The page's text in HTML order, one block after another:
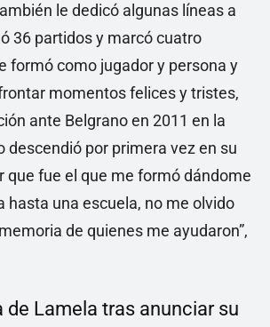
le dedicó algunas líneas a
36 partidos y marcó cuatro
formó como jugador y persona y
momentos felices y tristes,
ante Belgrano en 2011 en la
descendió por primera vez en su
que fue el que me formó dándome
hasta una escuela, no me olvido
de quienes me ayudaron”,
de Lamela tras anunciar su